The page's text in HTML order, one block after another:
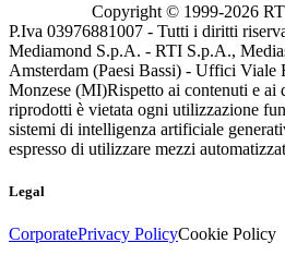
Copyright © 1999-2026
P.Iva 03976881007 - Tutti i diritti
Mediamond S.p.A. - RTI S.p.A.,
Amsterdam (Paesi Bassi) - Uffici Viale
Monzese (MI)Rispetto ai contenuti e ai
riprodotti è vietata ogni utilizzazione
sistemi di intelligenza artificiale
espresso di utilizzare mezzi
Legal
CorporatePrivacy PolicyCookie Policy